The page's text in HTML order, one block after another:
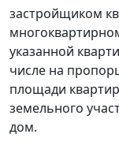
застройщиком
указанной
числе на
площади
земельного
дом.